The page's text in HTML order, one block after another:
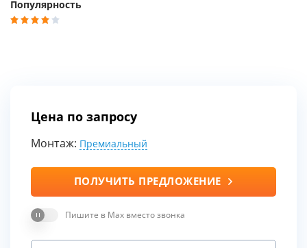
Популярность
Цена по запросу
Монтаж: Премиальный
ПОЛУЧИТЬ ПРЕДЛОЖЕНИЕ
Пишите в Max вместо звонка